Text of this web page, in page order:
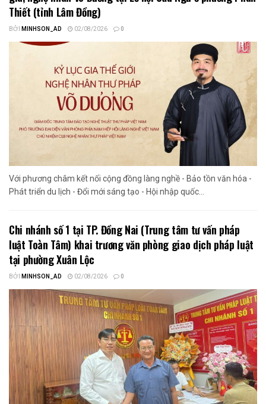
Thiết (tỉnh Lâm Đồng)
BỞI MINHSON_AD 02/08/2026 0
Với phương châm kết nối cộng đồng làng nghề - Bảo tồn văn hóa -
Phát triển du lịch - Đổi mới sáng tạo - Hội nhập quốc...
Chi nhánh số 1 tại TP. Đồng Nai (Trung tâm tư vấn pháp
luật Toàn Tâm) khai trương văn phòng giao dịch pháp luật
tại phường Xuân Lộc
BỞI MINHSON_AD 02/08/2026 0